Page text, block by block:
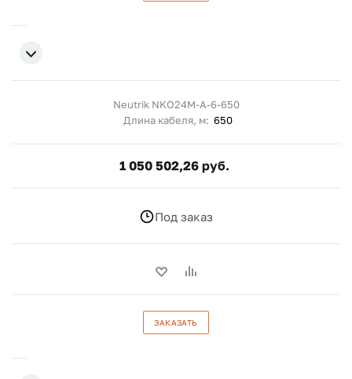
Neutrik NKO24M-A-6-650
Длина кабеля, м: 650
1 050 502,26 руб.
Под заказ
ЗАКАЗАТЬ